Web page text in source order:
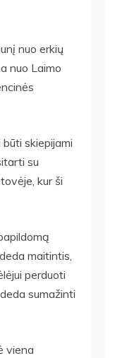
nuo erkių
nuo Laimo
skiepijami
su
kur ši
maitintis,
perduoti
sumažinti
viena